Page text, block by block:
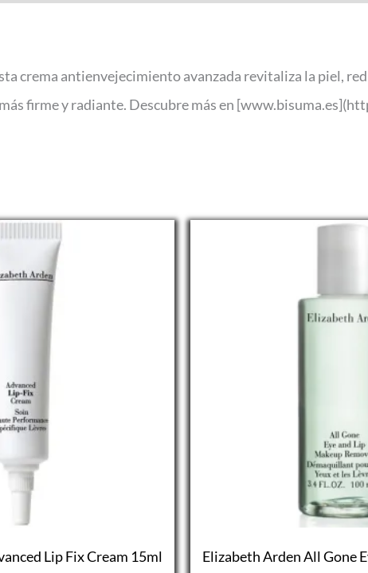
crema antienvejecimiento avanzada revitaliza la piel,
firme y radiante. Descubre más en
Lip Fix Cream 15ml
Elizabeth Arden All Gone